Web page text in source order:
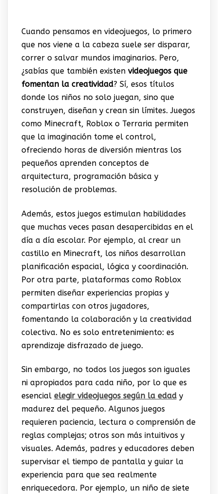
Cuando pensamos en videojuegos, lo primero
que nos viene a la cabeza suele ser disparar,
correr o salvar mundos imaginarios. Pero,
¿sabías que también existen videojuegos que
fomentan la creatividad? Sí, esos títulos
donde los niños no solo juegan, sino que
construyen, diseñan y crean sin límites. Juegos
como Minecraft, Robloxo Terraria permiten
que la imaginación tome el control,
ofreciendo horas de diversión mientras los
pequeños aprenden conceptos de
arquitectura, programación básica y
resolución de problemas.
Además, estos juegos estimulan habilidades
que muchas veces pasan desapercibidas en el
día a día escolar. Por ejemplo, al crear un
castillo en Minecraft, los niños desarrollan
planificación espacial, lógica y coordinación.
Por otra parte, plataformas como Roblox
permiten diseñar experiencias propias y
compartirlas con otros jugadores,
fomentando la colaboración y la creatividad
colectiva. No es solo entretenimiento: es
aprendizaje disfrazado de juego.
Sin embargo, no todos los juegos son iguales
ni apropiados para cada niño, por lo que es
esencial elegir videojuegos según la edady
madurez del pequeño. Algunos juegos
requieren paciencia, lectura o comprensión de
reglas complejas; otros son más intuitivos y
visuales. Además, padres y educadores deben
supervisar el tiempo de pantalla y guiar la
experiencia para que sea realmente
enriquecedora. Por ejemplo, un niño de siete